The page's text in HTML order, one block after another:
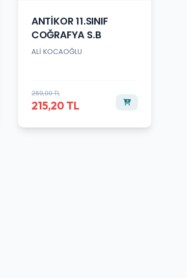
ANTİKOR 11.SINIF
COĞRAFYA S.B
ALİ KOCAOĞLU
269,00 TL
215,20 TL